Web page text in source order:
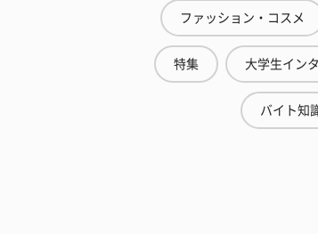
ファッション・コスメ
特集 大学生イン
バイト知